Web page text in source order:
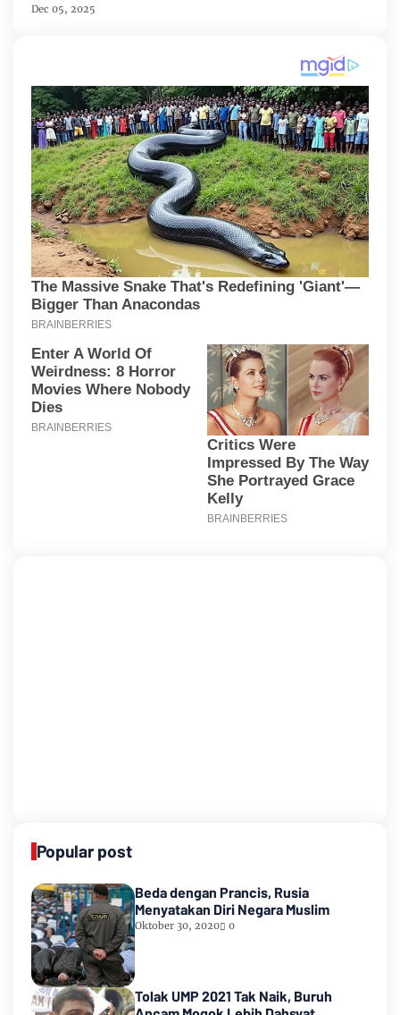
Dec 05, 2025
Popular post
Beda dengan Prancis, Rusia
Menyatakan Diri Negara Muslim
Oktober 30, 2020 0
Tolak UMP 2021 Tak Naik, Buruh